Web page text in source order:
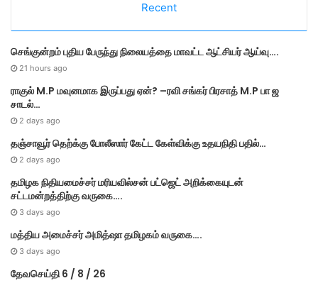
i
e
Recent
செங்குன்றம் புதிய பேருந்து நிலையத்தை மாவட்ட ஆட்சியர் ஆய்வு….
21 hours ago
ராகுல் M.P மவுனமாக இருப்பது ஏன்? –ரவி சங்கர் பிரசாத் M.P பா ஜ
சாடல்…
2 days ago
தஞ்சாவூர் தெற்க்கு போலீஸார் கேட்ட கேள்விக்கு உதயநிதி பதில்…
2 days ago
தமி​ழ​க நிதியமைச்சர் மரியவில்சன் பட்ஜெட் அறிக்கையுடன்
சட்டமன்றத்திற்கு வருகை….
3 days ago
மத்திய அமைச்சர் அமித்ஷா தமிழகம் வருகை….
3 days ago
தேவசெய்தி 6 / 8 / 26